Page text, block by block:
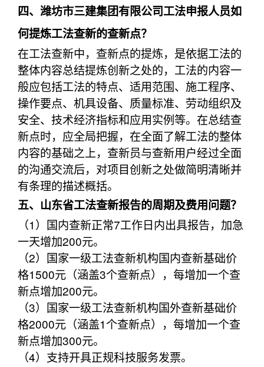
四、潍坊市三建集团有限公司工法申报人员如
何提炼工法查新的查新点？
在工法查新中，查新点的提炼，是依据工法的
整体内容总结提炼创新之处的，工法的内容一
般应包括工法的特点、适用范围、施工程序、
操作要点、机具设备、质量标准、劳动组织及
安全、技术经济指标和应用实例等。在总结查
新点时，应全局把握，在全面了解工法的整体
内容的基础之上，查新员与查新用户经过全面
的沟通交流后，对项目创新之处做简明清晰并
有条理的描述概括。
五、山东省工法查新报告的周期及费用问题？
（1）国内查新正常7工作日内出具报告，加急
一天增加200元。
（2）国家一级工法查新机构国内查新基础价
格1500元（涵盖3个查新点），每增加一个查
新点增加200元。
（3）国家一级工法查新机构国外查新基础价
格2000元（涵盖1个查新点），每增加一个查
新点增加300元。
（4）支持开具正规科技服务发票。